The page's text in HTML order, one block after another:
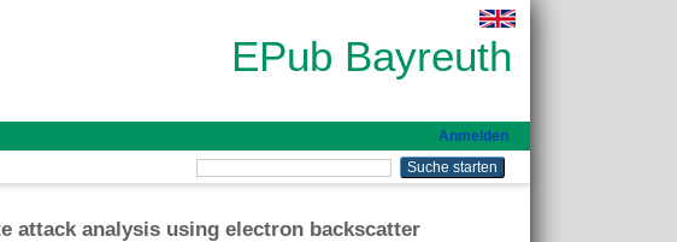
EPub Bayreuth
Anmelden
attack analysis using electron backscatter